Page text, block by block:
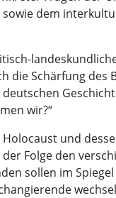
dem
die Schärfung des
wir?“
und
Folge den
sollen im